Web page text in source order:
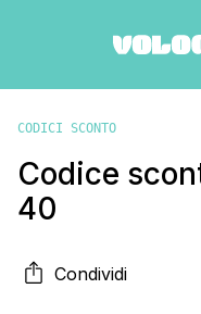
CODICI SCONTO
Codice
40
Condividi